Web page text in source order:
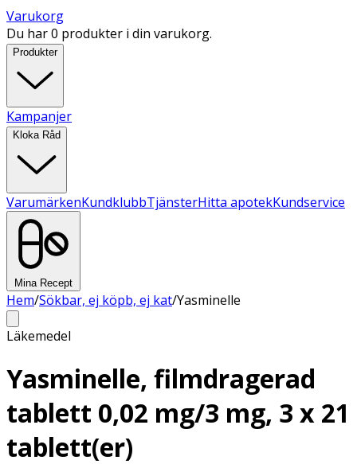
Varukorg
Du har 0 produkter i din varukorg.
Produkter
Kampanjer
Kloka Råd
VarumärkenKundklubbTjänsterHitta apotekKundservice
Mina Recept
Hem/Sökbar, ej köpb, ej kat/Yasminelle
Läkemedel
Yasminelle, filmdragerad
tablett 0,02 mg/3 mg, 3 x 21
tablett(er)